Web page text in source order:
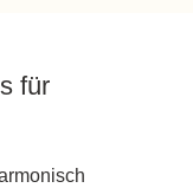
für